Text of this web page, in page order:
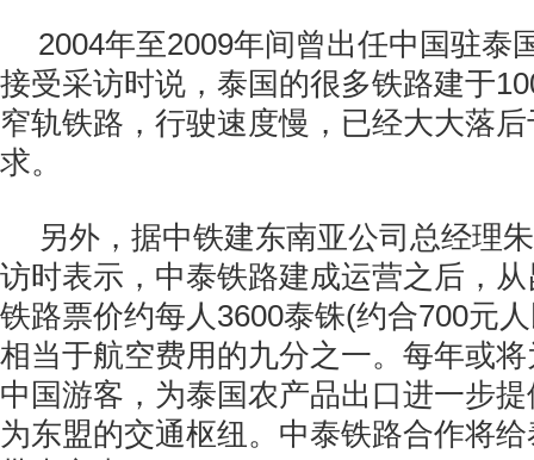
2004年至2009年间曾出任中国驻泰
接受采访时说，泰国的很多铁路建于
窄轨铁路，行驶速度慢，已经大大落
求。
另外，据中铁建东南亚公司总经理
访时表示，中泰铁路建成运营之后，
铁路票价约每人3600泰铢(约合700元
相当于航空费用的九分之一。每年或
中国游客，为泰国农产品出口进一步
为东盟的交通枢纽。中泰铁路合作将